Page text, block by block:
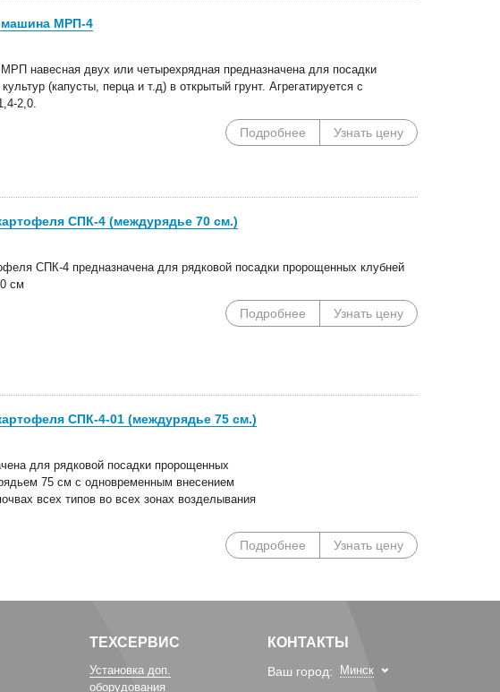
машина МРП-4
навесная двух или четырехрядная предназначена для посадки
(капусты, перца и т.д) в открытый грунт. Агрегатируется с
2,0.
Подробнее Узнать цену
СПК-4 (междурядье 70 см.)
СПК-4 предназначена для рядковой посадки пророщенных клубней
см
Подробнее Узнать цену
СПК-4-01 (междурядье 75 см.)
для рядковой посадки пророщенных
75 см с одновременным внесением
всех типов во всех зонах возделывания
Подробнее Узнать цену
ТЕХСЕРВИС
Установка доп.
оборудования
КОНТАКТЫ
Ваш город: Минск